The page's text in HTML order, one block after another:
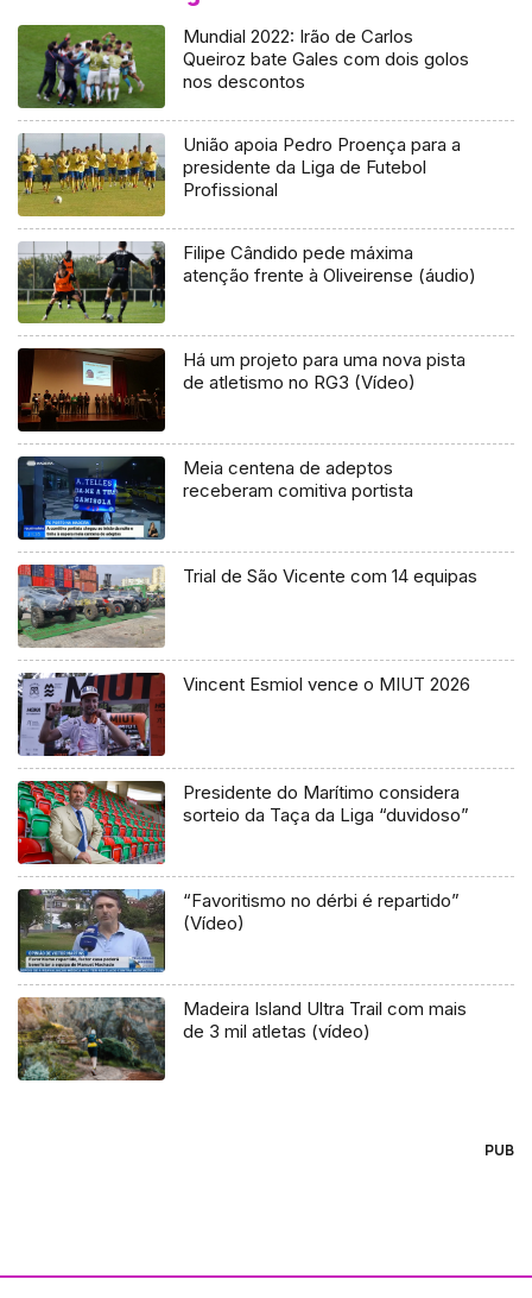
Mundial 2022: Irão de Carlos
Queiroz bate Gales com dois golos
nos descontos
União apoia Pedro Proença para a
presidente da Liga de Futebol
Profissional
Filipe Cândido pede máxima
atenção frente à Oliveirense (áudio)
Há um projeto para uma nova pista
de atletismo no RG3 (Vídeo)
Meia centena de adeptos
receberam comitiva portista
Trial de São Vicente com 14 equipas
Vincent Esmiol vence o MIUT 2026
Presidente do Marítimo considera
sorteio da Taça da Liga “duvidoso”
“Favoritismo no dérbi é repartido”
(Vídeo)
Madeira Island Ultra Trail com mais
de 3 mil atletas (vídeo)
PUB